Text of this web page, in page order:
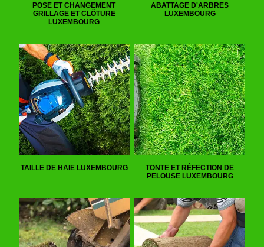
POSE ET CHANGEMENT
GRILLAGE ET CLÔTURE
LUXEMBOURG
ABATTAGE D'ARBRES
LUXEMBOURG
TAILLE DE HAIE LUXEMBOURG
TONTE ET RÉFECTION DE
PELOUSE LUXEMBOURG